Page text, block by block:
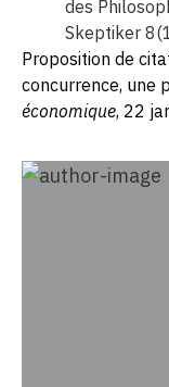
des
Skeptiker
Proposition de
concurrence, une
économique, 22